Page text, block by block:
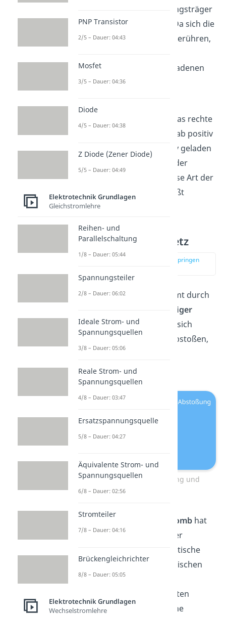
stoßen die positiven Ladungsträger
im ungeladenen Stab ab. Da sich die
beiden Metallstäbe nicht berühren,
Ladungsträger vom ungeladenen
zum geladenen Stab
Das bedeutet, dass zwar das rechte
Ende vom ungeladenen Stab positiv
und das linke Ende negativ geladen
ist, aber insgesamt bleibt der
Metallstab ungeladen. Diese Art der
Ladungsverschiebung
heißt
Influenz
Coulombsches Gesetz
zur Stelle im Video springen
Der Zeigerausschlag kommt durch
Abstoßung gleichnamiger
Ladungenzustande. Dass sich
gleichnamige Ladungen abstoßen,
war eine experimentelle
Beobachtung.
Elektrostatische Anziehung und
Charles Augustin de Coulombhat
durch Experimente an einer
Drehwaage eine mathematische
Beziehung für die Kraft zwischen
zwei Ladungen in einem
bestimmten Abstand ableiten
können. Die mathematische
PNP Transistor
2/5 – Dauer: 04:43
Mosfet
3/5 – Dauer: 04:36
Diode
4/5 – Dauer: 04:38
Z Diode (Zener Diode)
5/5 – Dauer: 04:49
Elektrotechnik Grundlagen
Gleichstromlehre
Reihen- und
Parallelschaltung
1/8 – Dauer: 05:44
Spannungsteiler
2/8 – Dauer: 06:02
Ideale Strom- und
Spannungsquellen
3/8 – Dauer: 05:06
Reale Strom- und
Spannungsquellen
4/8 – Dauer: 03:47
Ersatzspannungsquelle
5/8 – Dauer: 04:27
Äquivalente Strom- und
Spannungsquellen
6/8 – Dauer: 02:56
Stromteiler
7/8 – Dauer: 04:16
Brückengleichrichter
8/8 – Dauer: 05:05
Elektrotechnik Grundlagen
Wechselstromlehre